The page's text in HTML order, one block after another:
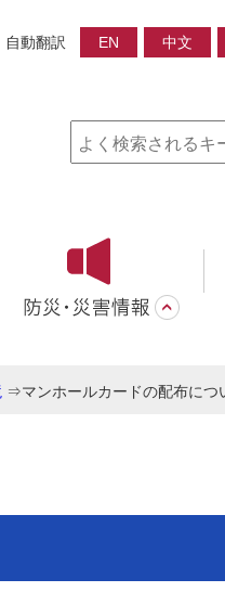
自動翻訳 EN 中文
⇒マンホールカードの配布につ